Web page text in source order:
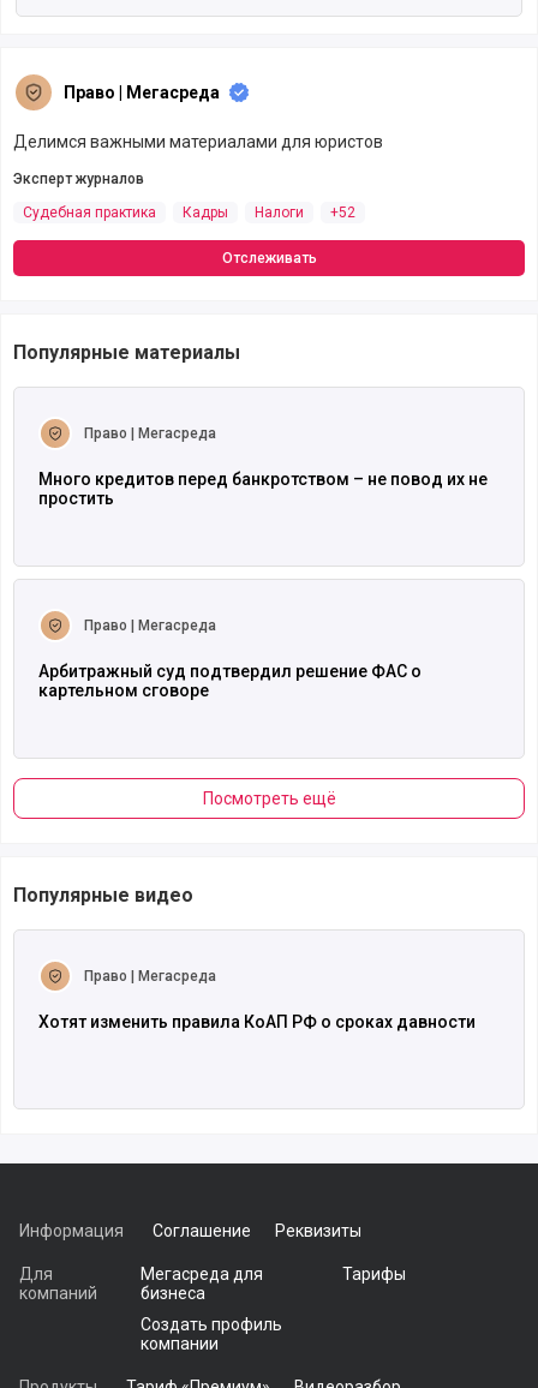
Право | Мегасреда
Делимся важными материалами для юристов
Эксперт журналов
Судебная практика
Кадры Налоги +52
Отслеживать
Популярные материалы
Право | Мегасреда
Много кредитов перед банкротством – не повод их не
простить
Право | Мегасреда
Арбитражный суд подтвердил решение ФАС о
картельном сговоре
Посмотреть ещё
Популярные видео
Право | Мегасреда
Хотят изменить правила КоАП РФ о сроках давности
Информация Соглашение Реквизиты
Для
компаний
Мегасреда для
бизнеса
Тарифы
Создать профиль
компании